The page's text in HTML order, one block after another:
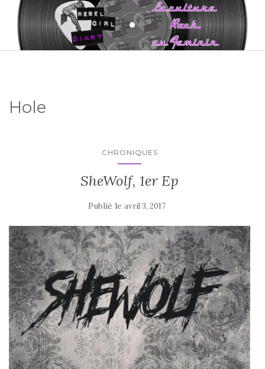
Hole
CHRONIQUES
SheWolf, 1er Ep
Publié le avril 3, 2017